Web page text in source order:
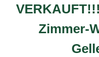
Zimmer-